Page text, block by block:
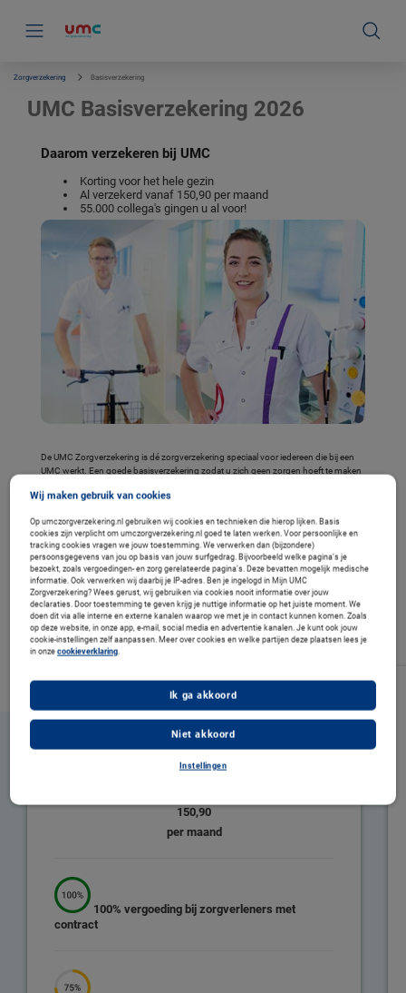
Zorgverzekering Basisverzekering
UMC Basisverzekering 2026
Daarom verzekeren bij UMC
Korting voor het hele gezin
Al verzekerd vanaf 150,90 per maand
55.000 collega's gingen u al voor!
De UMC Zorgverzekering is dé zorgverzekering speciaal voor iedereen die bij een
UMC werkt. Een goede basisverzekering zodat u zich geen zorgen hoeft te maken
Onze basisverzekeringen
U kunt kiezen uit 2 type basisverzekeringen bij UMC Zorgverzekering. Een
naturaverzekering en een combinatieverzekering.
Beweeg de pakketten van links naar rechts
UMC Ruime Keuze
150,90
per maand
100% vergoeding bij zorgverleners met
contract
Wij maken gebruik van cookies
Op umczorgverzekering.nl gebruiken wij cookies en technieken die hierop lijken. Basis
cookies zijn verplicht om umczorgverzekering.nl goed te laten werken. Voor persoonlijke en
tracking cookies vragen we jouw toestemming. We verwerken dan (bijzondere)
persoonsgegevens van jou op basis van jouw surfgedrag. Bijvoorbeeld welke pagina’s je
bezoekt, zoals vergoedingen- en zorg gerelateerde pagina’s. Deze bevatten mogelijk medische
informatie. Ook verwerken wij daarbij je IP-adres. Ben je ingelogd in Mijn UMC
Zorgverzekering? Wees gerust, wij gebruiken via cookies nooit informatie over jouw
declaraties. Door toestemming te geven krijg je nuttige informatie op het juiste moment. We
doen dit via alle interne en externe kanalen waarop we met je in contact kunnen komen. Zoals
op deze website, in onze app, e-mail, social media en advertentie kanalen. Je kunt ook jouw
cookie-instellingen zelf aanpassen. Meer over cookies en welke partijen deze plaatsen lees je
in onzecookieverklaring.
Instellingen
Niet akkoord
Ik ga akkoord